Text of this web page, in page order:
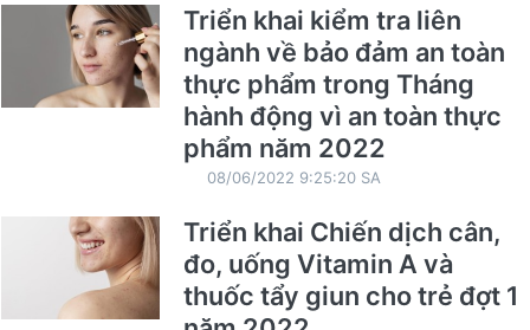
Triển khai kiểm tra liên
ngành về bảo đảm an toàn
thực phẩm trong Tháng
hành động vì an toàn thực
phẩm năm 2022
08/06/2022 9:25:20 SA
Triển khai Chiến dịch cân,
đo, uống Vitamin A và
thuốc tẩy giun cho trẻ đợt 1